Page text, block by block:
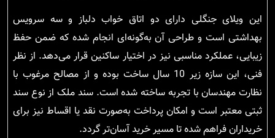
این ویلای جنگلی دارای دو اتاق خواب دلباز و سه سرویس
بهداشتی است و طراحی آن به‌گونه‌ای انجام شده که ضمن حفظ
زیبایی، عملکرد مناسبی نیز در اختیار ساکنین قرار می‌دهد. از نظر
فنی، این سازه زیر 10 سال ساخت بوده و از مصالح مرغوب با
نظارت مهندسان با تجربه ساخته شده است. سند ملک از نوع سند
ثبتی معتبر است و امکان پرداخت به‌صورت نقد یا اقساط نیز برای
خریداران فراهم شده تا مسیر خرید آسان‌تر گردد.